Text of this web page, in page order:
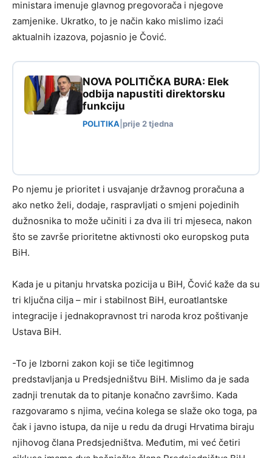
ministara imenuje glavnog pregovorača i njegove
zamjenike. Ukratko, to je način kako mislimo izaći
aktualnih izazova, pojasnio je Čović.
NOVA POLITIČKA BURA: Elek
odbija napustiti direktorsku
funkciju
POLITIKA prije 2 tjedna
Po njemu je prioritet i usvajanje državnog proračuna a
ako netko želi, dodaje, raspravljati o smjeni pojedinih
dužnosnika to može učiniti i za dva ili tri mjeseca, nakon
što se završe prioritetne aktivnosti oko europskog puta
BiH.
Kada je u pitanju hrvatska pozicija u BiH, Čović kaže da su
tri ključna cilja – mir i stabilnost BiH, euroatlantske
integracije i jednakopravnost tri naroda kroz poštivanje
Ustava BiH.
-To je Izborni zakon koji se tiče legitimnog
predstavljanja u Predsjedništvu BiH. Mislimo da je sada
zadnji trenutak da to pitanje konačno završimo. Kada
razgovaramo s njima, većina kolega se slaže oko toga, pa
čak i javno istupa, da nije u redu da drugi Hrvatima biraju
njihovog člana Predsjedništva. Međutim, mi već četiri